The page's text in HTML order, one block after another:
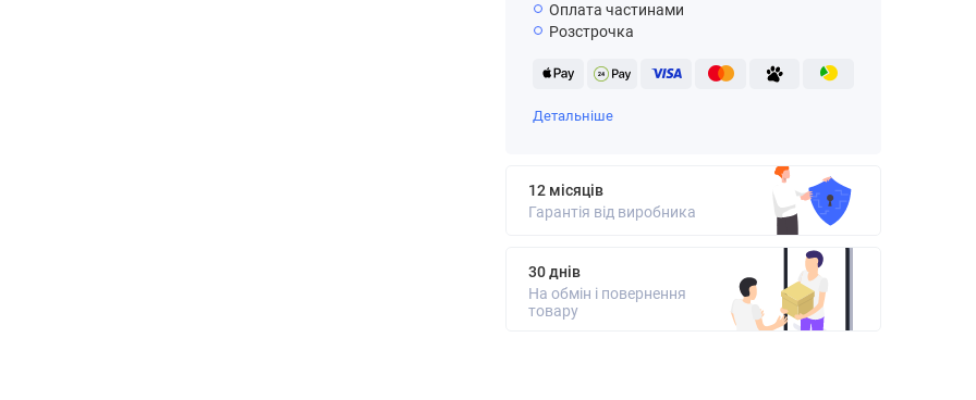
Оплата частинами
Розстрочка
Детальніше
12 місяців
Гарантія від виробника
30 днів
На обмін і повернення
товару